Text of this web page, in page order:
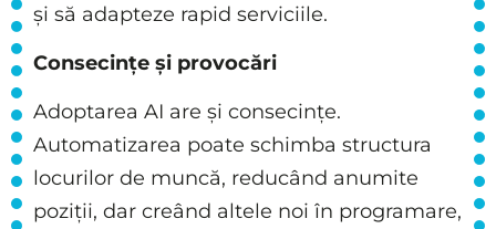
și să adapteze rapid serviciile.
Consecințe și provocări
Adoptarea AI are și consecințe.
Automatizarea poate schimba structura
locurilor de muncă, reducând anumite
poziții, dar creând altele noi în programare,